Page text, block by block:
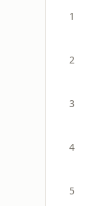
1
2
3
4
5